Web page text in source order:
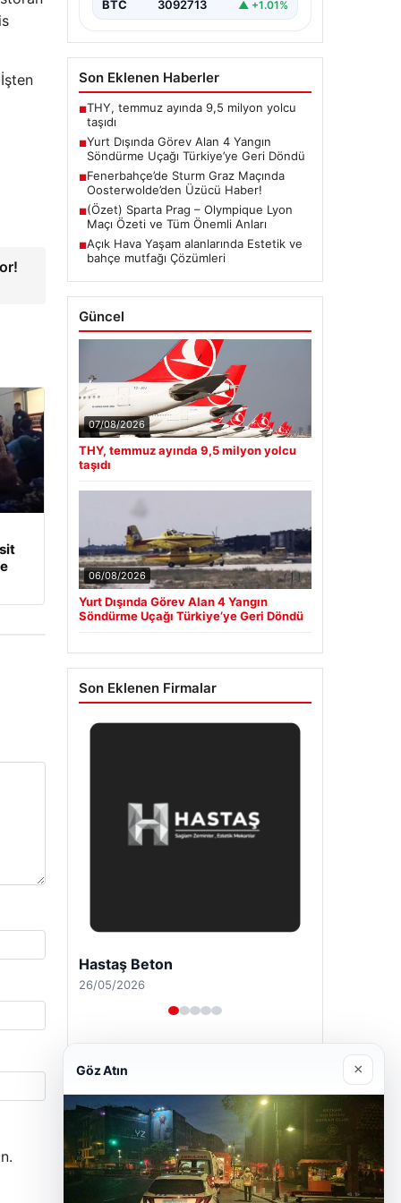
BTC 3092713 ▲ +1.01%
Son Eklenen Haberler
■THY, temmuz ayında 9,5 milyon yolcu
taşıdı
■Yurt Dışında Görev Alan 4 Yangın
Söndürme Uçağı Türkiye’ye Geri Döndü
■Fenerbahçe’de Sturm Graz Maçında
Oosterwolde’den Üzücü Haber!
■(Özet) Sparta Prag – Olympique Lyon
Maçı Özeti ve Tüm Önemli Anları
■Açık Hava Yaşam alanlarında Estetik ve
bahçe mutfağı Çözümleri
Güncel
07/08/2026
THY, temmuz ayında 9,5 milyon yolcu
taşıdı
06/08/2026
Yurt Dışında Görev Alan 4 Yangın
Söndürme Uçağı Türkiye’ye Geri Döndü
Son Eklenen Firmalar
Enes Kaplan Avukatlık Bürosu
28/04/2026
Göz Atın ×